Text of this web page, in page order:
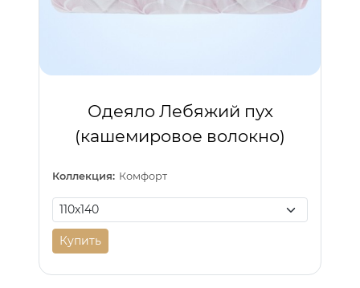
Одеяло Лебяжий пух
(кашемировое волокно)
Коллекция: Комфорт
Купить